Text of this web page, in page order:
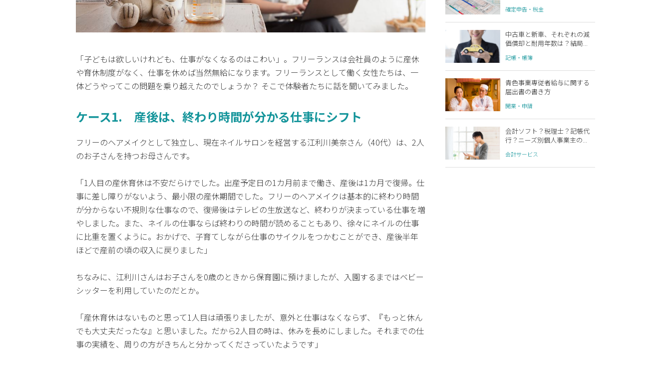
「子どもは欲しいけれども、仕事がなくなるのはこわい」。フリーランスは会社員のように産休
や育休制度がなく、仕事を休めば当然無給になります。フリーランスとして働く女性たちは、一
体どうやってこの問題を乗り越えたのでしょうか？ そこで体験者たちに話を聞いてみました。
ケース1. 産後は、終わり時間が分かる仕事にシフト
フリーのヘアメイクとして独立し、現在ネイルサロンを経営する江利川美奈さん（40代）は、2人
のお子さんを持つお母さんです。
「1人目の産休育休は不安だらけでした。出産予定日の1カ月前まで働き、産後は1カ月で復帰。仕
事に差し障りがないよう、最小限の産休期間でした。フリーのヘアメイクは基本的に終わり時間
が分からない不規則な仕事なので、復帰後はテレビの生放送など、終わりが決まっている仕事を増
やしました。また、ネイルの仕事ならば終わりの時間が読めることもあり、徐々にネイルの仕事
に比重を置くように。おかげで、子育てしながら仕事のサイクルをつかむことができ、産後半年
ほどで産前の頃の収入に戻りました」
ちなみに、江利川さんはお子さんを0歳のときから保育園に預けましたが、入園するまではベビー
シッターを利用していたのだとか。
「産休育休はないものと思って1人目は頑張りましたが、意外と仕事はなくならず、『もっと休ん
でも大丈夫だったな』と思いました。だから2人目の時は、休みを長めにしました。それまでの仕
事の実績を、周りの方がきちんと分かってくださっていたようです」
確定申告・税金
中古車と新車、それぞれの減
価償却と耐用年数は？結局...
記帳・帳簿
青色事業専従者給与に関する
届出書の書き方
開業・申請
会計ソフト？税理士？記帳代
行？ニーズ別個人事業主の...
会計サービス